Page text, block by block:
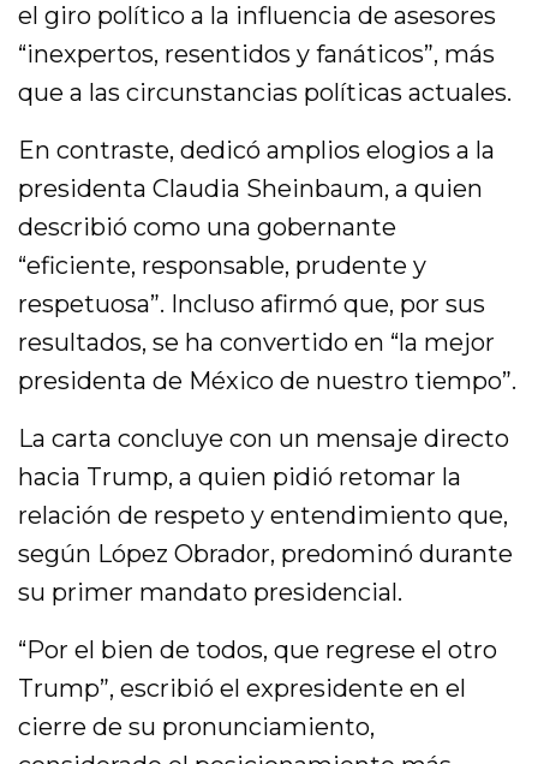
el giro político a la influencia de asesores
“inexpertos, resentidos y fanáticos”, más
que a las circunstancias políticas actuales.
En contraste, dedicó amplios elogios a la
presidenta Claudia Sheinbaum, a quien
describió como una gobernante
“eficiente, responsable, prudente y
respetuosa”. Incluso afirmó que, por sus
resultados, se ha convertido en “la mejor
presidenta de México de nuestro tiempo”.
La carta concluye con un mensaje directo
hacia Trump, a quien pidió retomar la
relación de respeto y entendimiento que,
según López Obrador, predominó durante
su primer mandato presidencial.
“Por el bien de todos, que regrese el otro
Trump”, escribió el expresidente en el
cierre de su pronunciamiento,